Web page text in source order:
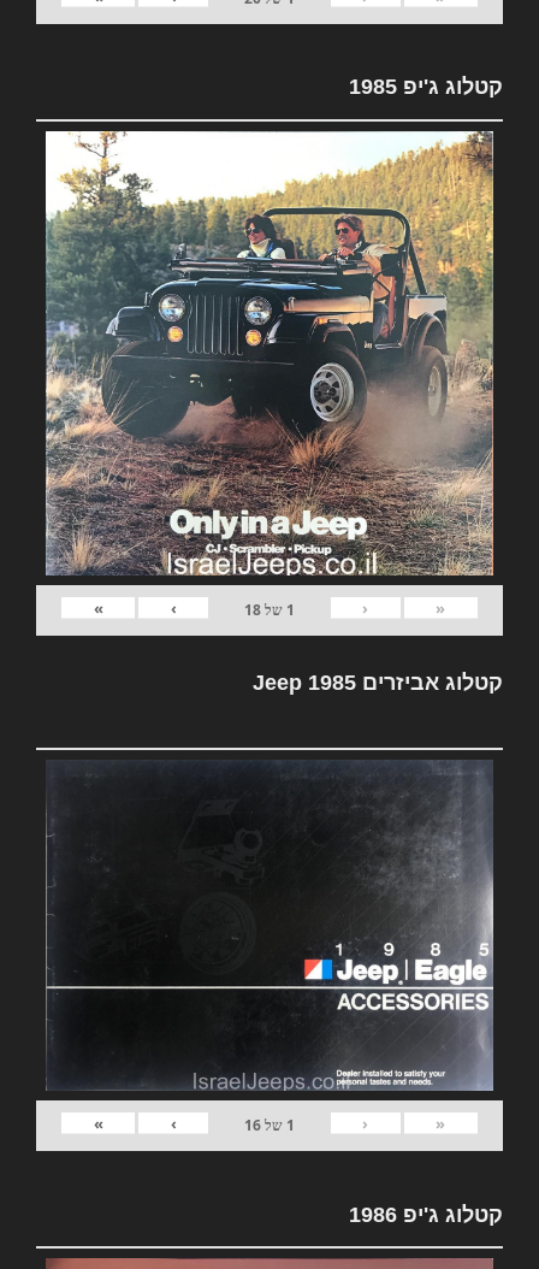
קטלוג ג'יפ 1985
«
‹
1 של18
›
»
קטלוג אביזרים Jeep 1985
«
‹
1 של16
›
»
קטלוג ג'יפ 1986